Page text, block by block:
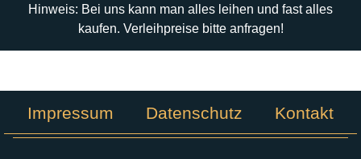
Hinweis: Bei uns kann man alles leihen und fast alles
kaufen. Verleihpreise bitte anfragen!
Impressum Datenschutz Kontakt